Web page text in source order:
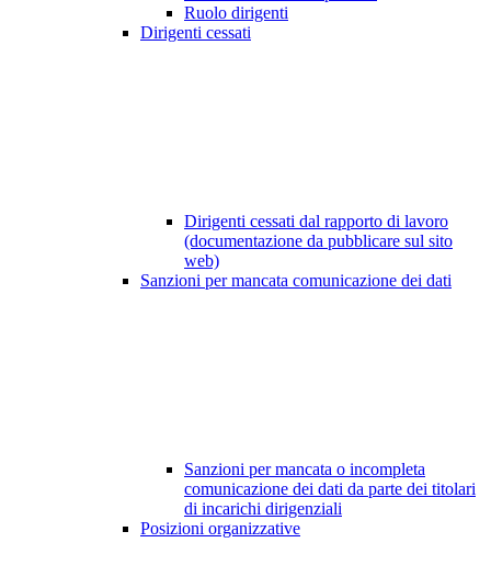
Ruolo dirigenti
Dirigenti cessati
Dirigenti cessati dal rapporto di lavoro
(documentazione da pubblicare sul sito
web)
Sanzioni per mancata comunicazione dei dati
Sanzioni per mancata o incompleta
comunicazione dei dati da parte dei titolari
di incarichi dirigenziali
Posizioni organizzative